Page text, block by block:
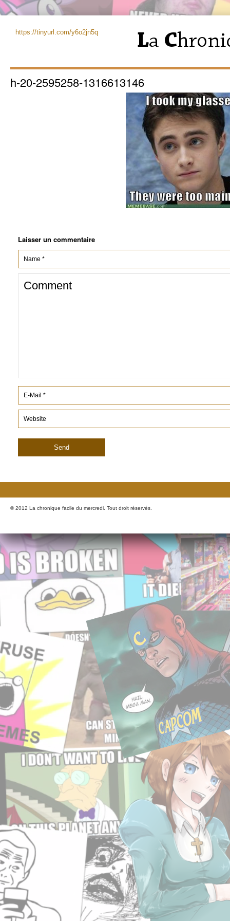
https://tinyurl.com/y6o2jn5q
h-20-2595258-1316613146
Laisser un commentaire
© 2012 La chronique facile du mercredi. Tout droit réservés.